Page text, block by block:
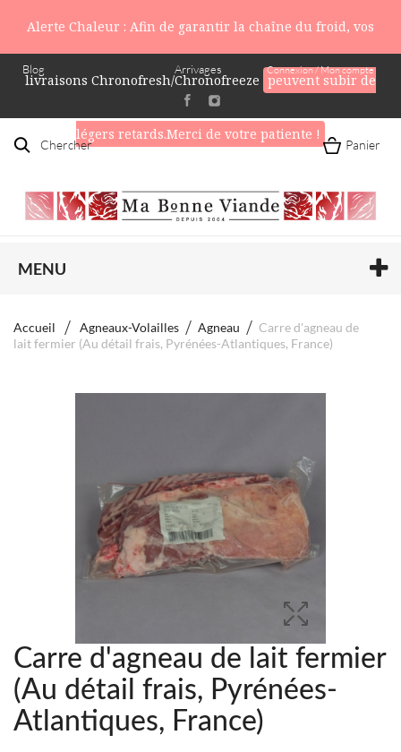
Alerte Chaleur : Afin de garantir la chaîne du froid, vos
livraisons Chronofresh/Chronofreeze peuvent subir de
légers retards.Merci de votre patiente !
Blog Connexion / Mon compte
Arrivages
Chercher Panier
MENU
Accueil Agneaux-Volailles Agneau
Carre d'agneau de
lait fermier (Au détail frais, Pyrénées-Atlantiques, France)
Carre d'agneau de lait fermier
(Au détail frais, Pyrénées-
Atlantiques, France)